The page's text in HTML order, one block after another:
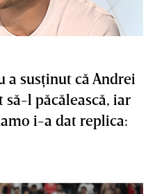
a susţinut că Andrei
să-l păcălească, iar
i-a dat replica: